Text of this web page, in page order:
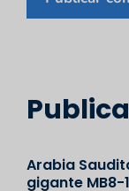
Arabia
gigante MB8-